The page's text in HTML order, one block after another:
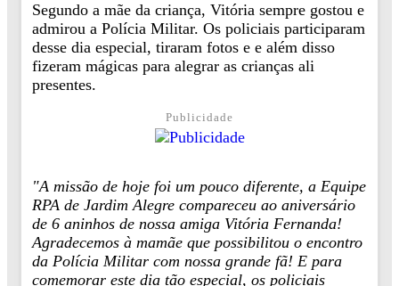
Segundo a mãe da criança, Vitória sempre gostou e
admirou a Polícia Militar. Os policiais participaram
desse dia especial, tiraram fotos e e além disso
fizeram mágicas para alegrar as crianças ali
presentes.
Publicidade
"A missão de hoje foi um pouco diferente, a Equipe
RPA de Jardim Alegre compareceu ao aniversário
de 6 aninhos de nossa amiga Vitória Fernanda!
Agradecemos à mamãe que possibilitou o encontro
da Polícia Militar com nossa grande fã! E para
comemorar este dia tão especial, os policiais